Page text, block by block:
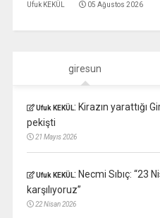
Ufuk KEKÜL 05 Ağustos 2026
giresun
Ufuk KEKÜL: Kirazın yarattığı
pekişti
21 Mayıs 2026
Ufuk KEKÜL: Necmi Sıbıç: “23
karşılıyoruz”
22 Nisan 2026